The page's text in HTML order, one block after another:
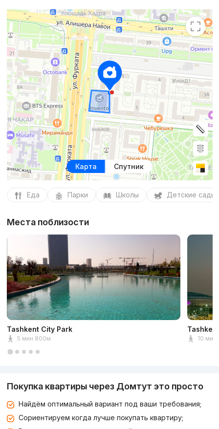
Карта Спутник
Еда Парки Школы Детские сады
Места поблизости
Tashkent City Park
5 мин 800м 10 мин
Покупка квартиры через Домтут это просто
Найдём оптимальный вариант под ваши требования;
Сориентируем когда лучше покупать квартиру;